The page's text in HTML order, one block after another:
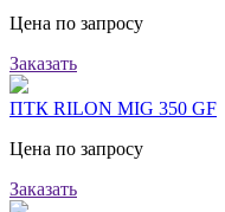
Цена по запросу
Заказать
ПТК RILON MIG 350 GF
Цена по запросу
Заказать